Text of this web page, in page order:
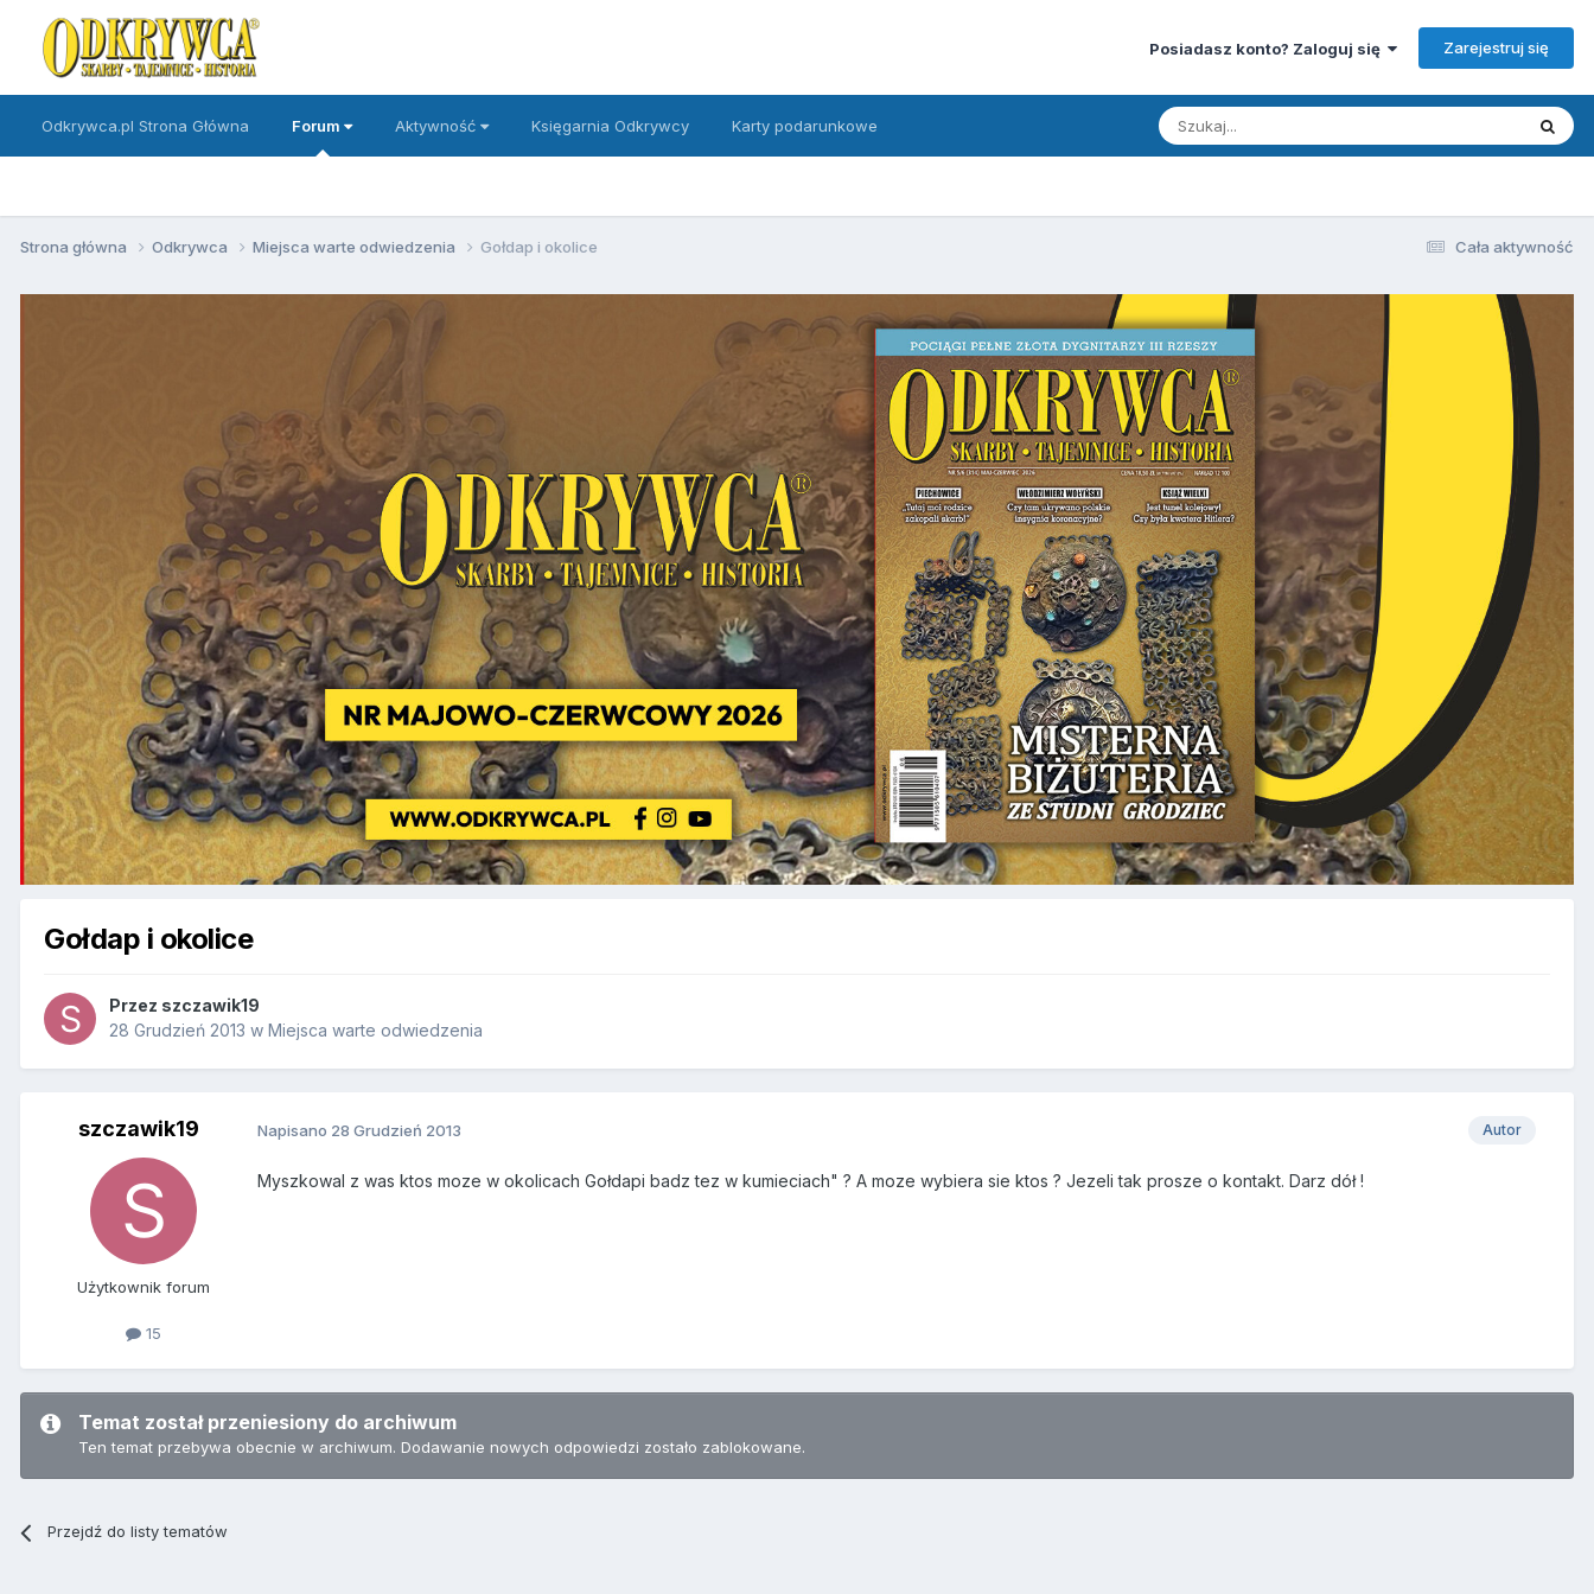
Posiadasz konto? Zaloguj się Zarejestruj się
Odkrywca.pl Strona Główna Forum Aktywność Księgarnia Odkrywcy Karty podarunkowe
Cała aktywność
Strona główna Odkrywca Miejsca warte odwiedzenia Gołdap i okolice
Gołdap i okolice
Przez szczawik19
28 Grudzień 2013 w Miejsca warte odwiedzenia
szczawik19
Użytkownik forum
15
Autor
Napisano 28 Grudzień 2013
Myszkowal z was ktos moze w okolicach Gołdapi badz tez w kumieciach" ? A moze wybiera sie ktos ? Jezeli tak prosze o kontakt. Darz dół !
Temat został przeniesiony do archiwum
Ten temat przebywa obecnie w archiwum. Dodawanie nowych odpowiedzi zostało zablokowane.
Przejdź do listy tematów